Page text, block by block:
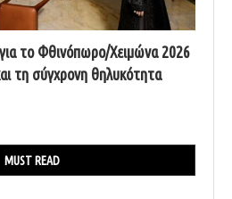
το Φθινόπωρο/Χειμώνα 2026
τη σύγχρονη θηλυκότητα
MUST READ